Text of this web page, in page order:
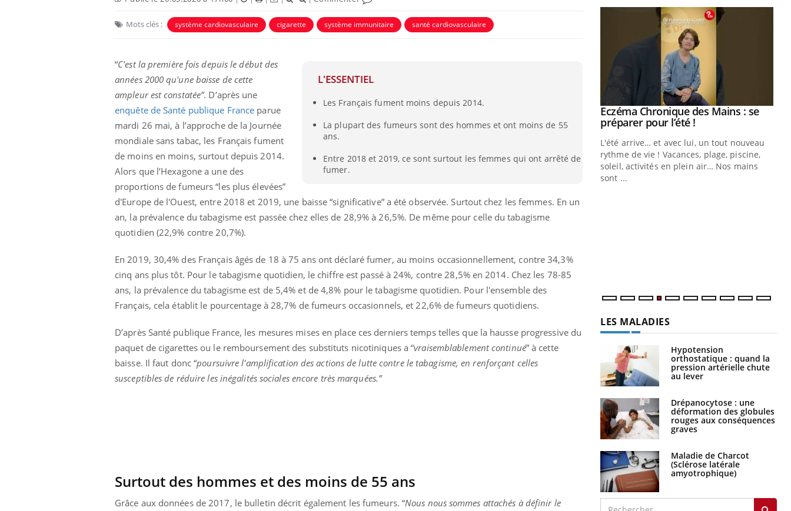
Mots clés : système cardiovasculaire cigarette système immunitaire santé cardiovasculaire
L'ESSENTIEL
Les Français fument moins depuis 2014.
La plupart des fumeurs sont des hommes et ont moins de 55
ans.
Entre 2018 et 2019, ce sont surtout les femmes qui ont arrêté de
fumer.
“C'est la première fois depuis le début des
années 2000 qu'une baisse de cette
ampleur est constatée”. D’après une
enquête de Santé publique France parue
mardi 26 mai, à l’approche de la Journée
mondiale sans tabac, les Français fument
de moins en moins, surtout depuis 2014.
Alors que l’Hexagone a une des
proportions de fumeurs “les plus élevées”
d'Europe de l'Ouest, entre 2018 et 2019, une baisse “significative” a été observée. Surtout chez les femmes. En un
an, la prévalence du tabagisme est passée chez elles de 28,9% à 26,5%. De même pour celle du tabagisme
quotidien (22,9% contre 20,7%).
En 2019, 30,4% des Français âgés de 18 à 75 ans ont déclaré fumer, au moins occasionnellement, contre 34,3%
cinq ans plus tôt. Pour le tabagisme quotidien, le chiffre est passé à 24%, contre 28,5% en 2014. Chez les 78-85
ans, la prévalence du tabagisme est de 5,4% et de 4,8% pour le tabagisme quotidien. Pour l'ensemble des
Français, cela établit le pourcentage à 28,7% de fumeurs occasionnels, et 22,6% de fumeurs quotidiens.
D’après Santé publique France, les mesures mises en place ces derniers temps telles que la hausse progressive du
paquet de cigarettes ou le remboursement des substituts nicotiniques a “vraisemblablement continué” à cette
baisse. Il faut donc “poursuivre l'amplification des actions de lutte contre le tabagisme, en renforçant celles
susceptibles de réduire les inégalités sociales encore très marquées.”
Surtout des hommes et des moins de 55 ans
Grâce aux données de 2017, le bulletin décrit également les fumeurs. “Nous nous sommes attachés à définir le
Eczéma Chronique des Mains :
expliquer ma maladie Youtube
Il y a des sujets qui sont faciles à aborder...
d'autres non ! D'un côté, poser des
questions sur la maladie d'un proche c'est
Youtube
Carence en fer : comprendre pour
Fatigue, irritabilité, brouillard mental ou
même alopécie… Les symptômes de la
Youtube
Insuline & Charge mentale : et si on
osait en parler??Youtube
reste entourée d'idées reçues chez les
patients comme parfois chez les soignants.
Youtube
Eczéma Chronique des Mains : se
préparer pour l’été !Youtube
L'été arrive… et avec lui, un tout nouveau
rythme de vie ! Vacances, plage, piscine,
soleil, activités en plein air… Nos mains
sont ...
LES MALADIES
Hypotension
orthostatique : quand la
pression artérielle chute
au lever
Drépanocytose : une
déformation des globules
rouges aux conséquences
graves
Maladie de Charcot
(Sclérose latérale
amyotrophique)